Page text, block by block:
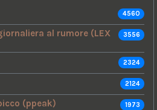
4560
al rumore (LEX
3556
2324
2124
(ppeak) 1973